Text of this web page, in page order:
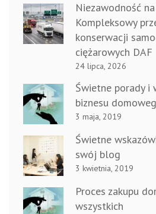
Niezawodność
Kompleksowy
konserwacji
ciężarowych DAF
24 lipca, 2026
Świetne porady i
biznesu
3 maja, 2019
Świetne
swój blog
3 kwietnia, 2019
Proces zakupu
wszystkich